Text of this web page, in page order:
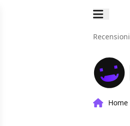
Recensioni
Home